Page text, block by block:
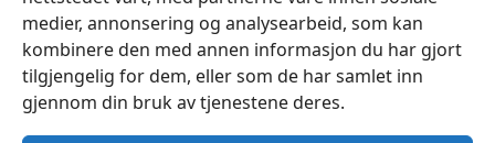
medier, annonsering og analysearbeid, som kan
kombinere den med annen informasjon du har gjort
tilgjengelig for dem, eller som de har samlet inn
gjennom din bruk av tjenestene deres.